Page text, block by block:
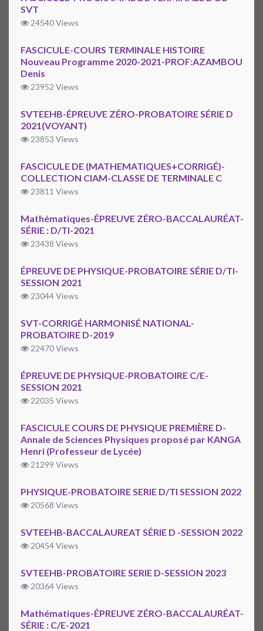
SVT
24540 Views
FASCICULE-COURS TERMINALE HISTOIRE
Nouveau Programme 2020-2021-PROF:AZAMBOU
Denis
23952 Views
SVTEEHB-ÉPREUVE ZÉRO-PROBATOIRE SÉRIE D
2021(VOYANT)
23853 Views
FASCICULE DE (MATHEMATIQUES+CORRIGÉ)-
COLLECTION CIAM-CLASSE DE TERMINALE C
23811 Views
Mathématiques-ÉPREUVE ZÉRO-BACCALAURÉAT-
SÉRIE : D/TI-2021
23438 Views
ÉPREUVE DE PHYSIQUE-PROBATOIRE SÉRIE D/TI-
SESSION 2021
23044 Views
SVT-CORRIGÉ HARMONISÉ NATIONAL-
PROBATOIRE D-2019
22470 Views
ÉPREUVE DE PHYSIQUE-PROBATOIRE C/E-
SESSION 2021
22035 Views
FASCICULE COURS DE PHYSIQUE PREMIÈRE D-
Annale de Sciences Physiques proposé par KANGA
Henri (Professeur de Lycée)
21299 Views
PHYSIQUE-PROBATOIRE SERIE D/TI SESSION 2022
20568 Views
SVTEEHB-BACCALAUREAT SÉRIE D -SESSION 2022
20454 Views
SVTEEHB-PROBATOIRE SERIE D-SESSION 2023
20364 Views
Mathématiques-ÉPREUVE ZÉRO-BACCALAURÉAT-
SÉRIE : C/E-2021